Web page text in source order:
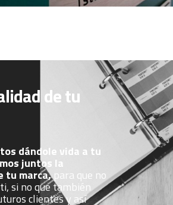
de tu
dándole vida a tu
juntos la
tu marca,para que no
si no que también
clientes y así